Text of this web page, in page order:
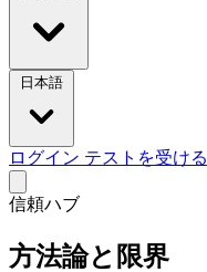
日本語
ログイン テストを受ける
信頼ハブ
方法論と限界